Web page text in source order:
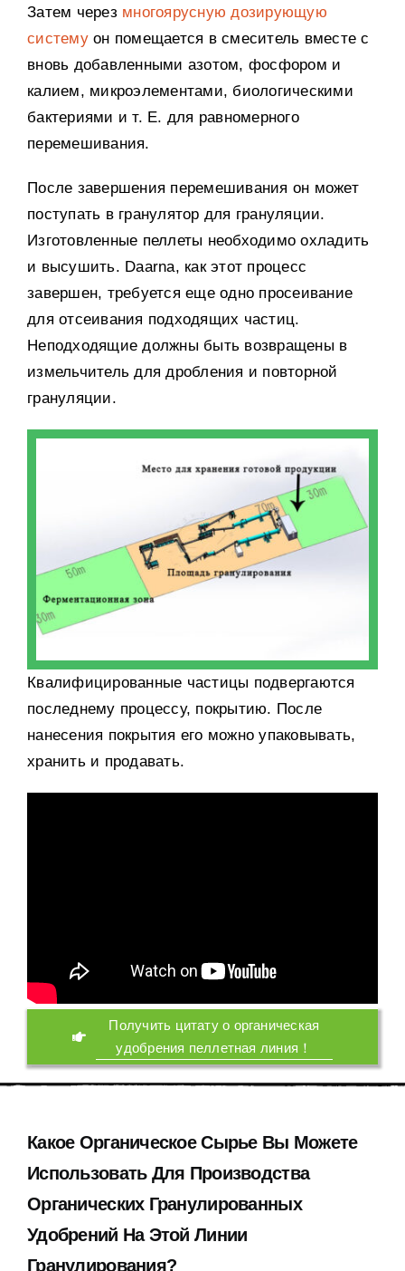
Затем через многоярусную дозирующую
систему он помещается в смеситель вместе с
вновь добавленными азотом, фосфором и
калием, микроэлементами, биологическими
бактериями и т. E. для равномерного
перемешивания.
После завершения перемешивания он может
поступать в гранулятор для грануляции.
Изготовленные пеллеты необходимо охладить
и высушить. Daarna, как этот процесс
завершен, требуется еще одно просеивание
для отсеивания подходящих частиц.
Неподходящие должны быть возвращены в
измельчитель для дробления и повторной
грануляции.
Квалифицированные частицы подвергаются
последнему процессу, покрытию. После
нанесения покрытия его можно упаковывать,
хранить и продавать.
Получить цитату о органическая
удобрения пеллетная линия！
Какое Органическое Сырье Вы Можете
Использовать Для Производства
Органических Гранулированных
Удобрений На Этой Линии
Гранулирования?